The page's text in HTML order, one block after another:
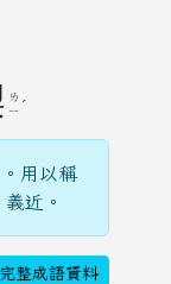
ㄌ
ㄧ ˊ
用以稱
近。
整成語資料